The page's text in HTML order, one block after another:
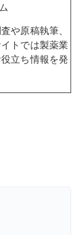
や原稿執筆、
トでは製薬業
立ち情報を発